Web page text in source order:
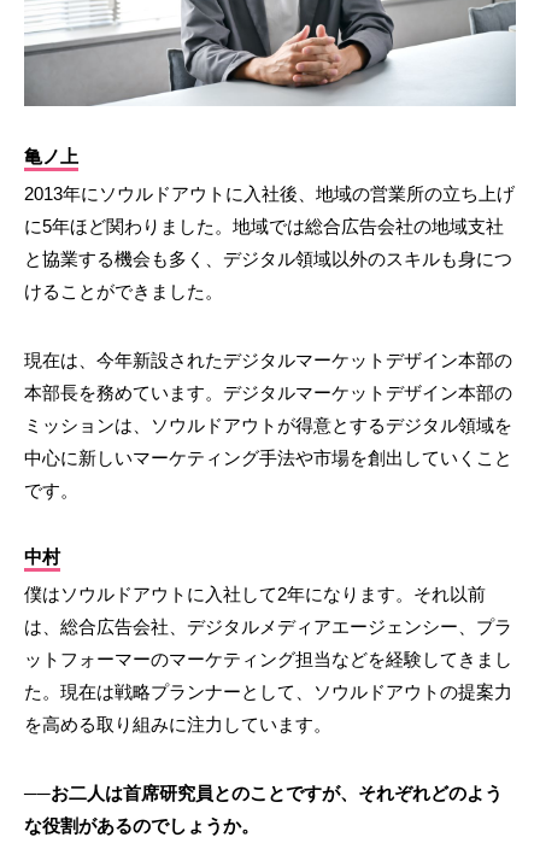
亀ノ上
2013年にソウルドアウトに入社後、地域の営業所の立ち上げ
に5年ほど関わりました。地域では総合広告会社の地域支社
と協業する機会も多く、デジタル領域以外のスキルも身につ
けることができました。
現在は、今年新設されたデジタルマーケットデザイン本部の
本部長を務めています。デジタルマーケットデザイン本部の
ミッションは、ソウルドアウトが得意とするデジタル領域を
中心に新しいマーケティング手法や市場を創出していくこと
です。
中村
僕はソウルドアウトに入社して2年になります。それ以前
は、総合広告会社、デジタルメディアエージェンシー、プラ
ットフォーマーのマーケティング担当などを経験してきまし
た。現在は戦略プランナーとして、ソウルドアウトの提案力
を高める取り組みに注力しています。
──お二人は首席研究員とのことですが、それぞれどのよう
な役割があるのでしょうか。